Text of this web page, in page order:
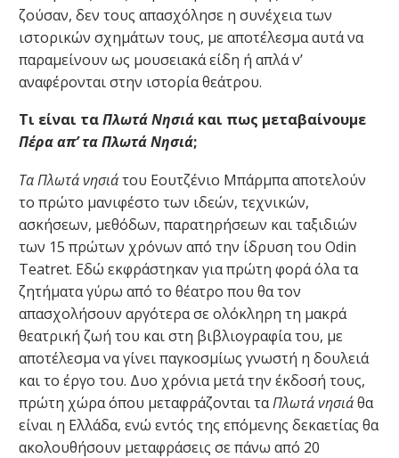
ζούσαν, δεν τους απασχόλησε η συνέχεια των
ιστορικών σχημάτων τους, με αποτέλεσμα αυτά να
παραμείνουν ως μουσειακά είδη ή απλά ν’
αναφέρονται στην ιστορία θεάτρου.
Τι είναι ταΠλωτά Νησιά και πως μεταβαίνουμε
Πέρα απ’ τα Πλωτά Νησιά;
Τα Πλωτά νησιάτου Εουτζένιο Μπάρμπα αποτελούν
το πρώτο μανιφέστο των ιδεών, τεχνικών,
ασκήσεων, μεθόδων, παρατηρήσεων και ταξιδιών
των 15 πρώτων χρόνων από την ίδρυση του Odin
Teatret. Εδώ εκφράστηκαν για πρώτη φορά όλα τα
ζητήματα γύρω από το θέατρο που θα τον
απασχολήσουν αργότερα σε ολόκληρη τη μακρά
θεατρική ζωή του και στη βιβλιογραφία του, με
αποτέλεσμα να γίνει παγκοσμίως γνωστή η δουλειά
και το έργο του. Δυο χρόνια μετά την έκδοσή τους,
πρώτη χώρα όπου μεταφράζονται ταΠλωτά νησιάθα
είναι η Ελλάδα, ενώ εντός της επόμενης δεκαετίας θα
ακολουθήσουν μεταφράσεις σε πάνω από 20